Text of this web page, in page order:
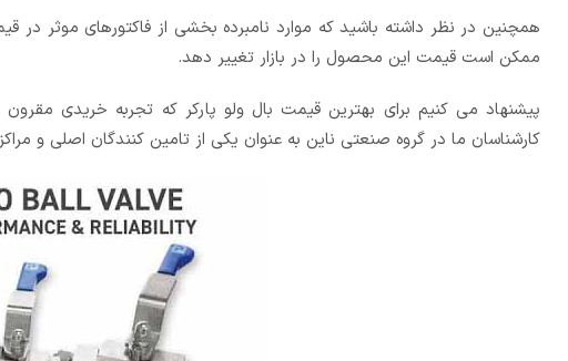
همچنین در نظر داشته باشید که موارد نامبرده بخشی از فاکتورهای موثر در
ممکن است قیمت این محصول را در بازار تغییر دهد.
پیشنهاد می کنیم برای بهترین قیمت بال ولو پارکر که تجربه خریدی
کارشناسان ما در گروه صنعتی ناین به عنوان یکی از تامین کنندگان اصلی و